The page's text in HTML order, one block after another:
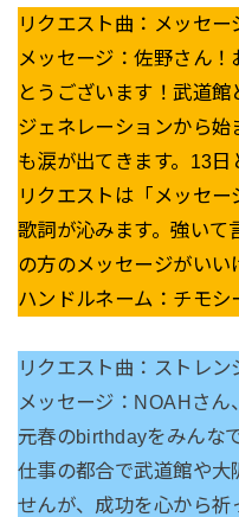
リクエスト曲：メッセー
メッセージ：佐野さん
とうございます！武道
ジェネレーションから
も涙が出てきます。13日
リクエストは「メッセ
歌詞が沁みます。強いて
の方のメッセージがい
ハンドルネーム：チモシ
リクエスト曲：ストレン
メッセージ：NOAHさん
元春のbirthdayをみんな
仕事の都合で武道館や大
せんが、成功を心から祈